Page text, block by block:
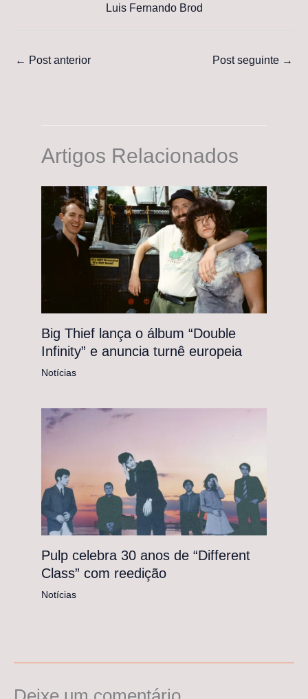
Luis Fernando Brod
← Post anterior Post seguinte →
Artigos Relacionados
Big Thief lança o álbum “Double
Infinity” e anuncia turnê europeia
Notícias
Pulp celebra 30 anos de “Different
Class” com reedição
Notícias